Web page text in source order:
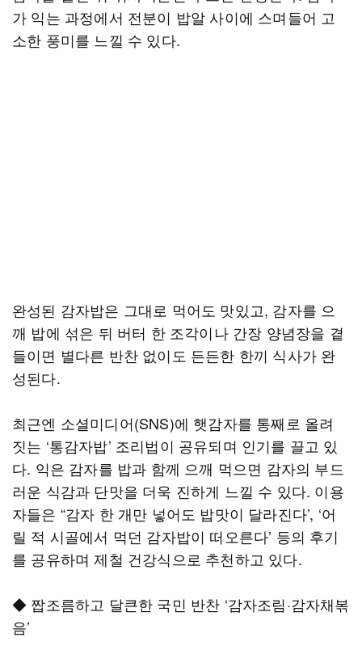
가 익는 과정에서 전분이 밥알 사이에 스며들어 고
소한 풍미를 느낄 수 있다.
완성된 감자밥은 그대로 먹어도 맛있고, 감자를 으
깨 밥에 섞은 뒤 버터 한 조각이나 간장 양념장을 곁
들이면 별다른 반찬 없이도 든든한 한끼 식사가 완
성된다.
최근엔 소셜미디어(SNS)에 햇감자를 통째로 올려
짓는 ‘통감자밥’ 조리법이 공유되며 인기를 끌고 있
다. 익은 감자를 밥과 함께 으깨 먹으면 감자의 부드
러운 식감과 단맛을 더욱 진하게 느낄 수 있다. 이용
자들은 “감자 한 개만 넣어도 밥맛이 달라진다’, ‘어
릴 적 시골에서 먹던 감자밥이 떠오른다’ 등의 후기
를 공유하며 제철 건강식으로 추천하고 있다.
◆ 짭조름하고 달큰한 국민 반찬 ‘감자조림·감자채볶
음’